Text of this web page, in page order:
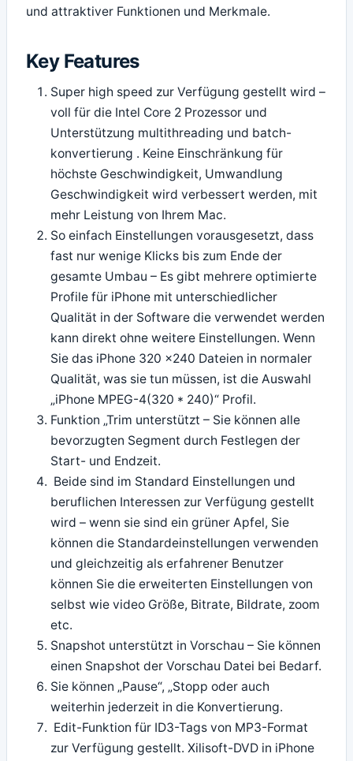
und attraktiver Funktionen und Merkmale.
Key Features
Super high speed zur Verfügung gestellt wird –
voll für die Intel Core 2 Prozessor und
Unterstützung multithreading und batch-
konvertierung . Keine Einschränkung für
höchste Geschwindigkeit, Umwandlung
Geschwindigkeit wird verbessert werden, mit
mehr Leistung von Ihrem Mac.
So einfach Einstellungen vorausgesetzt, dass
fast nur wenige Klicks bis zum Ende der
gesamte Umbau – Es gibt mehrere optimierte
Profile für iPhone mit unterschiedlicher
Qualität in der Software die verwendet werden
kann direkt ohne weitere Einstellungen. Wenn
Sie das iPhone 320 ×240 Dateien in normaler
Qualität, was sie tun müssen, ist die Auswahl
„iPhone MPEG-4(320 * 240)“ Profil.
Funktion „Trim unterstützt – Sie können alle
bevorzugten Segment durch Festlegen der
Start- und Endzeit.
Beide sind im Standard Einstellungen und
beruflichen Interessen zur Verfügung gestellt
wird – wenn sie sind ein grüner Apfel, Sie
können die Standardeinstellungen verwenden
und gleichzeitig als erfahrener Benutzer
können Sie die erweiterten Einstellungen von
selbst wie video Größe, Bitrate, Bildrate, zoom
etc.
Snapshot unterstützt in Vorschau – Sie können
einen Snapshot der Vorschau Datei bei Bedarf.
Sie können „Pause“, „Stopp oder auch
weiterhin jederzeit in die Konvertierung.
Edit-Funktion für ID3-Tags von MP3-Format
zur Verfügung gestellt. Xilisoft-DVD in iPhone